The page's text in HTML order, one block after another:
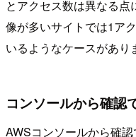
とアクセス数は異なる
像が多いサイトでは1ア
いるようなケースがあり
コンソールから確認
AWSコンソールから確